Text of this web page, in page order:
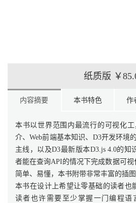
纸质版 ￥
内容摘要 本书特色 作
本书以世界范围内最流行的可视化
介、Web前端基本知识、D3开发环境
主线，以及D3最新版本D3.js 4.0的知
者能在查询API的情况下完成数据可
简单、易懂，本书附带非常丰富的插图
本书在设计上希望让零基础的读者也
读者也许需要至少掌握一门编程语